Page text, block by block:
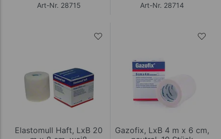
Art-Nr. 28715
Art-Nr. 28714
Elastomull Haft, LxB 20
Gazofix, LxB 4 m x 6 cm,